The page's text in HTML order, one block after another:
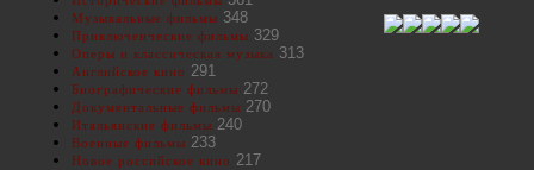
Музыкальные фильмы 348
Приключенческие фильмы 329
Оперы и классическая музыка 313
Английское кино 291
Биографические фильмы 272
Документальные фильмы 270
Итальянские фильмы 240
Военные фильмы 233
Новое российское кино 217